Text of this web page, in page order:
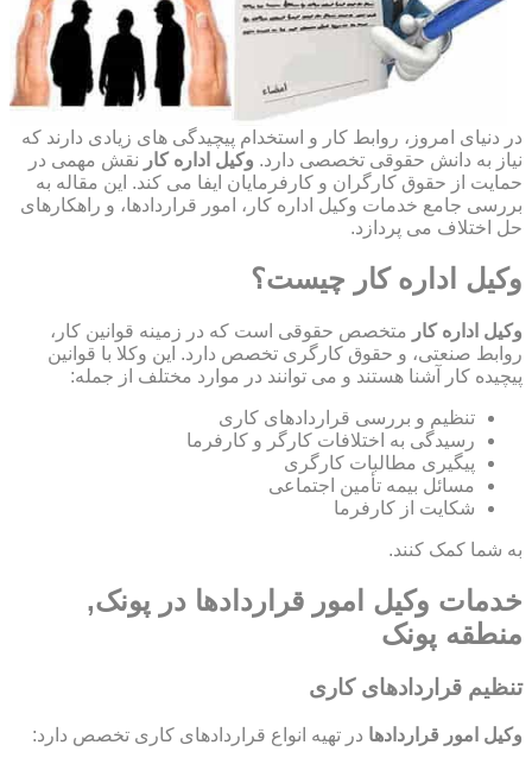
در دنیای امروز، روابط کار و استخدام پیچیدگی های زیادی دارند که
نیاز به دانش حقوقی تخصصی دارد. وکیل اداره کار نقش مهمی در
حمایت از حقوق کارگران و کارفرمایان ایفا می کند. این مقاله به
بررسی جامع خدمات وکیل اداره کار، امور قراردادها، و راهکارهای
حل اختلاف می پردازد.
وکیل اداره کار چیست؟
وکیل اداره کار متخصص حقوقی است که در زمینه قوانین کار،
روابط صنعتی، و حقوق کارگری تخصص دارد. این وکلا با قوانین
پیچیده کار آشنا هستند و می توانند در موارد مختلف از جمله:
تنظیم و بررسی قراردادهای کاری
رسیدگی به اختلافات کارگر و کارفرما
پیگیری مطالبات کارگری
مسائل بیمه تأمین اجتماعی
شکایت از کارفرما
به شما کمک کنند.
خدمات وکیل امور قراردادها در پونک,
منطقه پونک
تنظیم قراردادهای کاری
وکیل امور قراردادها در تهیه انواع قراردادهای کاری تخصص دارد: